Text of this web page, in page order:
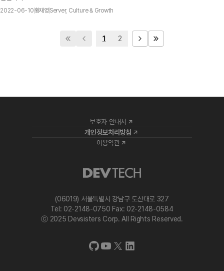
2022-06-10 황재영 Server, Culture & Growth
1 2
보호자 안내서
개인정보처리방침
이용약관
(06019) 서울특별시 강남구 도산대로 327
Tel: 02-2148-0750 Fax: 02-2148-0584
ⓒ 2025 Devsisters Corp. All Rights Reserved.